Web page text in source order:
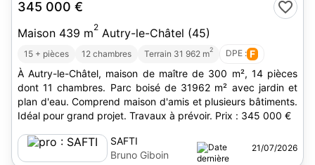
345 000 €
Maison 439 m2 Autry-le-Châtel (45)
15 + pièces 12 chambres Terrain 31 962 m2 DPE : F
À Autry-le-Châtel, maison de maître de 300 m², 14 pièces
dont 11 chambres. Parc boisé de 31962 m² avec jardin et
plan d'eau. Comprend maison d'amis et plusieurs bâtiments.
Idéal pour grand projet. Travaux à prévoir. Prix : 345 000 €
SAFTI
Bruno Giboin
21/07/2026